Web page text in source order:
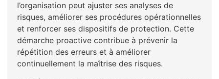
l’organisation peut ajuster ses analyses de
risques, améliorer ses procédures opérationnelles
et renforcer ses dispositifs de protection. Cette
démarche proactive contribue à prévenir la
répétition des erreurs et à améliorer
continuellement la maîtrise des risques.